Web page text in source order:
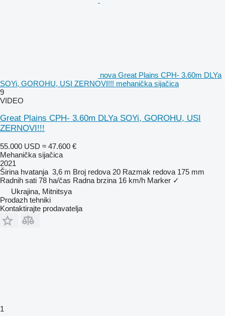
nova Great Plains CPH- 3.60m DLYa
SOYi, GOROHU, USI ZERNOVI!!! mehanička sijačica
9
VIDEO
Great Plains CPH- 3.60m DLYa SOYi, GOROHU, USI
ZERNOVI!!!
55.000 USD ≈ 47.600 €
Mehanička sijačica
2021
Širina hvatanja 3,6 m Broj redova 20 Razmak redova 175 mm
Radnih sati 78 ha/čas Radna brzina 16 km/h Marker ✓
Ukrajina, Mitnitsya
Prodazh tehniki
Kontaktirajte prodavatelja
1